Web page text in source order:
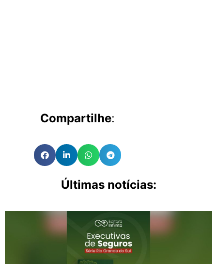
Compartilhe:
Últimas notícias: